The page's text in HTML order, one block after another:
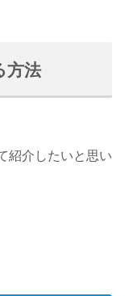
方法
紹介したいと思い